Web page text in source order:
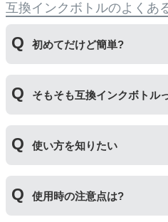
互換インクボトルのよくあ
初めてだけど簡単?
をしているフィルムを直接
工程があります。そのため
そもそも互換インクボトル
いる互換品です。サードパ
われます。開発コストが低
使い方を知りたい
互換ボトルのフタを外す③
て穴を開ける④フタを取り
使用時の注意点は?